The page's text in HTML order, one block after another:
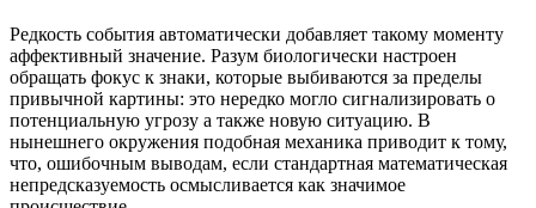
Редкость события автоматически добавляет такому моменту
аффективный значение. Разум биологически настроен
обращать фокус к знаки, которые выбиваются за пределы
привычной картины: это нередко могло сигнализировать о
потенциальную угрозу а также новую ситуацию. В
нынешнего окружения подобная механика приводит к тому,
что, ошибочным выводам, если стандартная математическая
непредсказуемость осмысливается как значимое